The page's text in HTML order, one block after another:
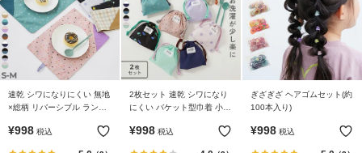
速乾 シワになりにくい 無地
×総柄 リバーシブル ランチ
¥998 税込
2枚セット 速乾 シワになり
にくい バケット型巾着 小サ
¥998 税込
ぎざぎざ ヘアゴムセット(約
100本入り)
¥998 税込